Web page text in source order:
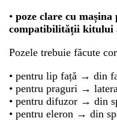
• poze clare cu
compatibilității kitului
Pozele trebuie făcute
• pentru lip față → din
• pentru praguri →
• pentru difuzor → din
• pentru eleron → din